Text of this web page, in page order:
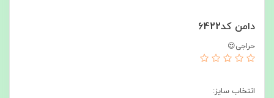
دامن کد6422
حراجی😍
انتخاب سایز: